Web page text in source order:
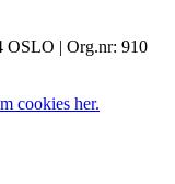
OSLO | Org.nr: 910
cookies her.